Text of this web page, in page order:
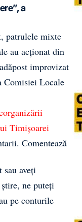
a
patrulele mixte
au acționat din
improvizat
Comisiei Locale
Timișoarei
Comentează
aveți
ne puteți
pe conturile